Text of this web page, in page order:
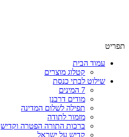
תפריט
עמוד הבית
קטלוג מוצרים
שילוט לבתי כנסת
7 המינים
מודים דרבנן
תפילה לשלום המדינה
מזמור לתודה
ברכות התורה הפטרה וקדיש
קדיש על ישראל